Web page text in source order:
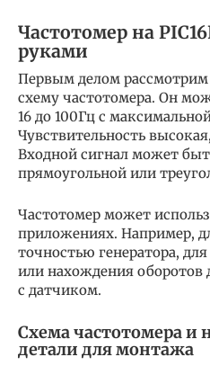
Частотомер на
руками
Первым делом
схему частотомера. Он
16 до 100Гц с
Чувствительность
Входной сигнал может
прямоугольной или
Частотомер может
приложениях. Например,
точностью генератора,
или нахождения оборотов
с датчиком.
Схема частотомера и
детали для монтажа